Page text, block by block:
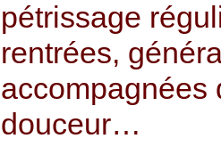
pétrissage
rentrées,
accompagnées
douceur…